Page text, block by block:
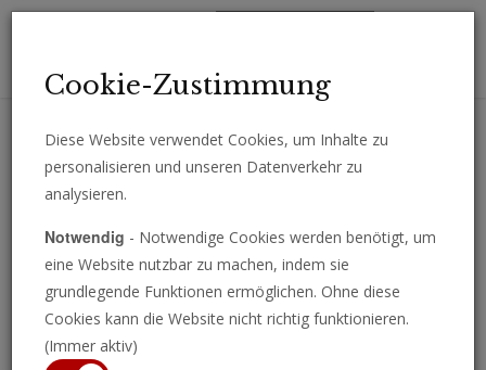
Erhalten Sie wichtige Analysen, Kommentare und Nachrichten
Cookie-Zustimmung
Diese Website verwendet Cookies, um Inhalte zu
personalisieren und unseren Datenverkehr zu
analysieren.
Notwendig - Notwendige Cookies werden benötigt, um
eine Website nutzbar zu machen, indem sie
grundlegende Funktionen ermöglichen. Ohne diese
Cookies kann die Website nicht richtig funktionieren.
(Immer aktiv)